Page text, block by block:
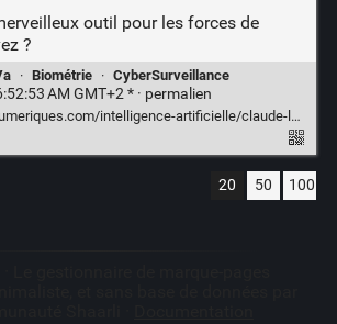
outil pour les forces de
?
· Biométrie · CyberSurveillance
AM GMT+2 * · permalien
claude-la-politique-de-confidentialite-a-change-et-utiliser-le-chatbot-ethique-d-anthropic-n-a-plus-rien-d-anodin-n257584.html
20 50 100